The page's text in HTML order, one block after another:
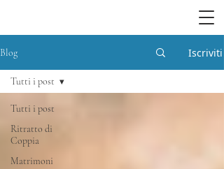
Blog Iscriviti
Tutti i post
Ritratto di
Coppia
Matrimoni
Tutti i post